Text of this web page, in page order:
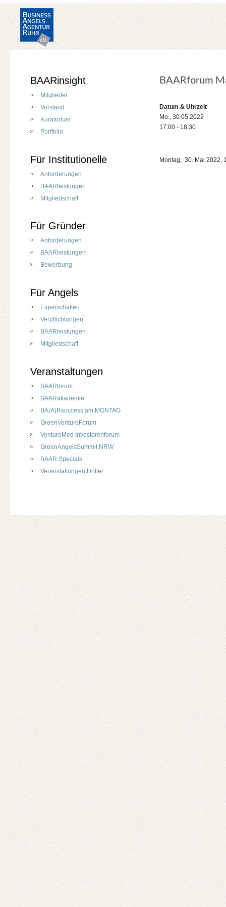
BAARforum
Datum & Uhrzeit
Mo., 30.05.2022
17:00 - 18:30
Montag, 30. Mai 2022,
BAARinsight
Mitglieder
Vorstand
Kuratorium
Portfolio
Für Institutionelle
Anforderungen
BAARleistungen
Mitgliedschaft
Für Gründer
Anforderungen
BAARleistungen
Bewerbung
Für Angels
Eigenschaften
Verpflichtungen
BAARleistungen
Mitgliedschaft
Veranstaltungen
BAARforum
BAARakademie
BA(A)Rsuccess am MONTAG
GreenVentureForum
VentureMed Investorenforum
GreenAngelsSummit NRW
BAAR Specials
Veranstaltungen Dritter